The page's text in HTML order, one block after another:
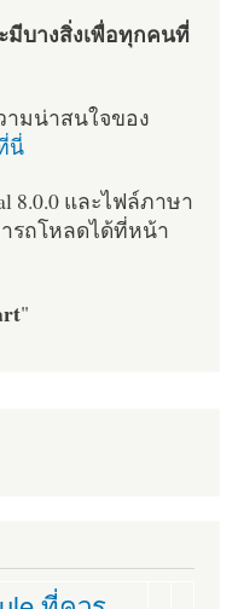
มีบางสิ่งเพื่อทุกคนที่
ามน่าสนใจของ
นี่
8.0.0 และไฟล์ภาษา
รถโหลดได้ที่หน้า
"